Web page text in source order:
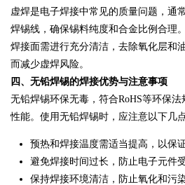
虚焊是电子焊接中常见的质量问题，通
焊锡线，确保锡料纯度和合金比例合理
焊接面需进行充分清洁，去除氧化层和
而减少虚焊风险。
四、无铅焊锡的焊接优势与注意事项
无铅焊锡环保无毒，符合RoHS等环保
性能。使用无铅焊锡时，应注意以下几点
预热和焊接温度需适当提高，以保
避免焊接时间过长，防止电子元件
保持焊接环境清洁，防止氧化和污染